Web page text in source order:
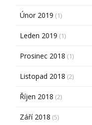
Únor 2019 (1)
Leden 2019 (1)
Prosinec 2018 (1)
Listopad 2018 (2)
Říjen 2018 (2)
Září 2018 (5)